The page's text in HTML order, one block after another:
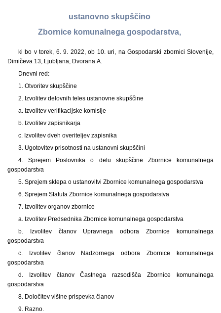
ustanovno skupščino
Zbornice komunalnega gospodarstva,
ki bo v torek, 6. 9. 2022, ob 10. uri, na Gospodarski zbornici Slovenije,
Dimičeva 13, Ljubljana, Dvorana A.
Dnevni red:
1. Otvoritev skupščine
2. Izvolitev delovnih teles ustanovne skupščine
a. Izvolitev verifikacijske komisije
b. Izvolitev zapisnikarja
c. Izvolitev dveh overiteljev zapisnika
3. Ugotovitev prisotnosti na ustanovni skupščini
4. Sprejem Poslovnika o delu skupščine Zbornice komunalnega
gospodarstva
5. Sprejem sklepa o ustanovitvi Zbornice komunalnega gospodarstva
6. Sprejem Statuta Zbornice komunalnega gospodarstva
7. Izvolitev organov zbornice
a. Izvolitev Predsednika Zbornice komunalnega gospodarstva
b. Izvolitev članov Upravnega odbora Zbornice komunalnega
gospodarstva
c. Izvolitev članov Nadzornega odbora Zbornice komunalnega
gospodarstva
d. Izvolitev članov Častnega razsodišča Zbornice komunalnega
gospodarstva
8. Določitev višine prispevka članov
9. Razno.